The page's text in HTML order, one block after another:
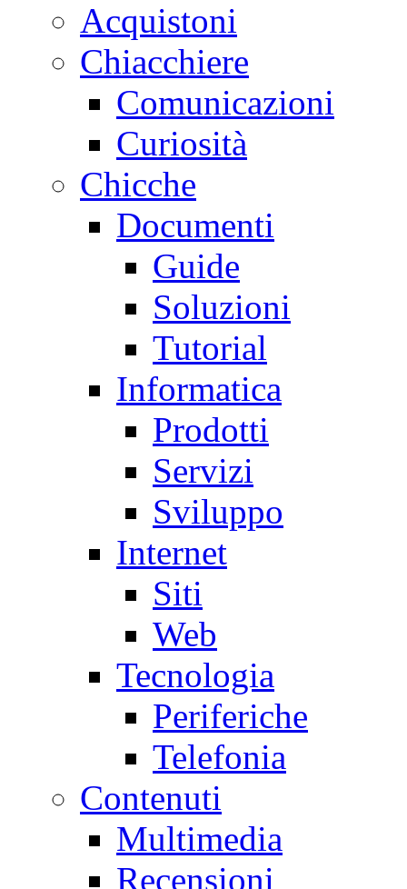
Acquistoni
Chiacchiere
Comunicazioni
Curiosità
Chicche
Documenti
Guide
Soluzioni
Tutorial
Informatica
Prodotti
Servizi
Sviluppo
Internet
Siti
Web
Tecnologia
Periferiche
Telefonia
Contenuti
Multimedia
Recensioni